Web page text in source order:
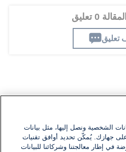
0 تعليق
تعليق
الآن. كن الأول!
الشخصية ونصل إليها، مثل بيانات
جهازك. يُمكّن تحديد أوافق تقنيات
في إطار معالجتنا وشركائنا للبيانات